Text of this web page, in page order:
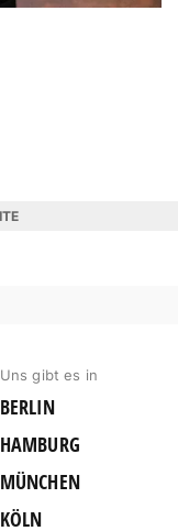
Uns gibt es in
BERLIN
HAMBURG
MÜNCHEN
KÖLN